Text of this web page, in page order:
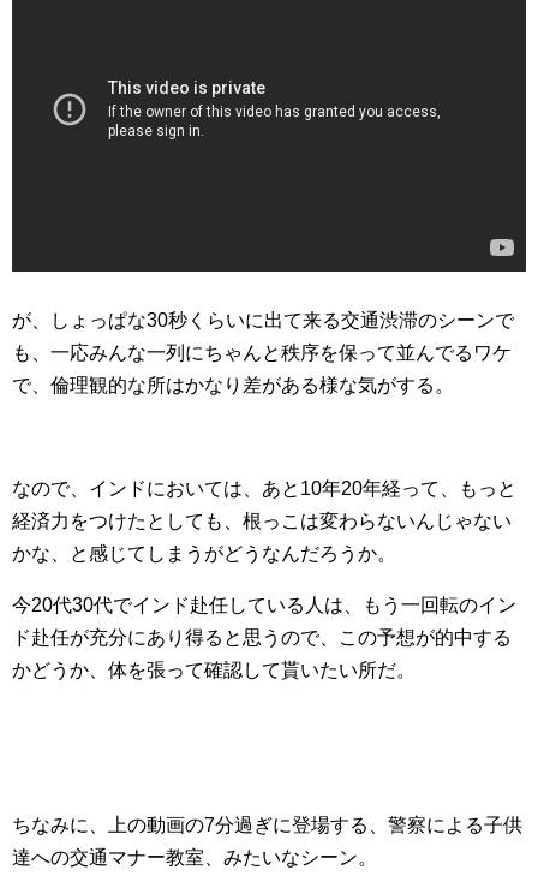
が、しょっぱな30秒くらいに出て来る交通渋滞のシーンで
も、一応みんな一列にちゃんと秩序を保って並んでるワケ
で、倫理観的な所はかなり差がある様な気がする。
なので、インドにおいては、あと10年20年経って、もっと
経済力をつけたとしても、根っこは変わらないんじゃない
かな、と感じてしまうがどうなんだろうか。
今20代30代でインド赴任している人は、もう一回転のイン
ド赴任が充分にあり得ると思うので、この予想が的中する
かどうか、体を張って確認して貰いたい所だ。
ちなみに、上の動画の7分過ぎに登場する、警察による子供
達への交通マナー教室、みたいなシーン。